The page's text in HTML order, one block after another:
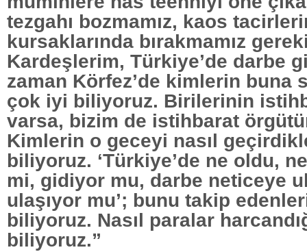
tezgahı bozmamız, kaos
kursaklarında bırakmamız
Kardeşlerim, Türkiye’de darbe
zaman Körfez’de kimlerin buna
çok iyi biliyoruz. Birilerinin
varsa, bizim de istihbarat
Kimlerin o geceyi nasıl
biliyoruz. ‘Türkiye’de ne oldu,
mi, gidiyor mu, darbe neticeye
ulaşıyor mu’; bunu takip
biliyoruz. Nasıl paralar
biliyoruz.”